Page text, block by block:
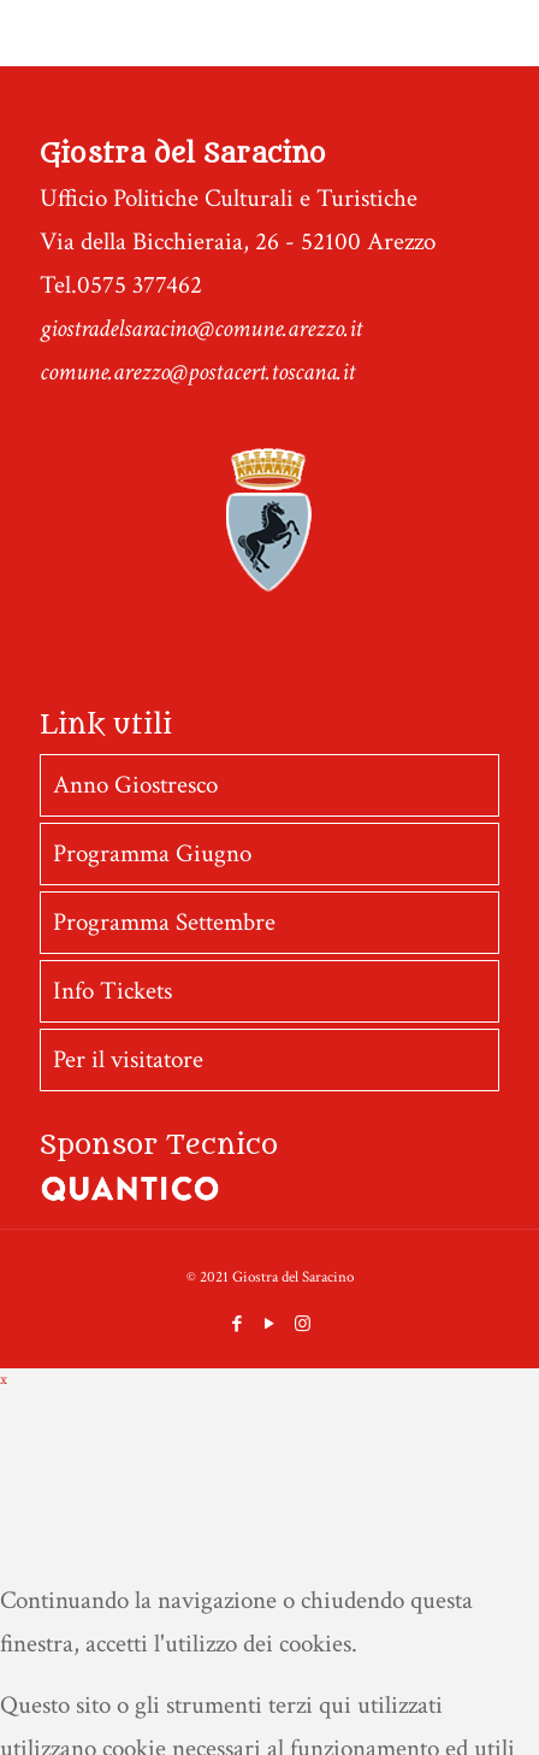
Giostra del Saracino
Ufficio Politiche Culturali e Turistiche
Via della Bicchieraia, 26 - 52100 Arezzo
Tel.0575 377462
giostradelsaracino@comune.arezzo.it
comune.arezzo@postacert.toscana.it
Link utili
Anno Giostresco
Programma Giugno
Programma Settembre
Info Tickets
Per il visitatore
Sponsor Tecnico
© 2021 Giostra del Saracino
x
Continuando la navigazione o chiudendo questa
finestra, accetti l'utilizzo dei cookies.
Questo sito o gli strumenti terzi qui utilizzati
utilizzano cookie necessari al funzionamento ed utili